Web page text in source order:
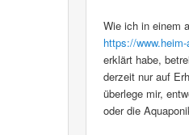
Wie ich in einem
https://
erklärt habe,
derzeit nur auf
überlege mir,
oder die